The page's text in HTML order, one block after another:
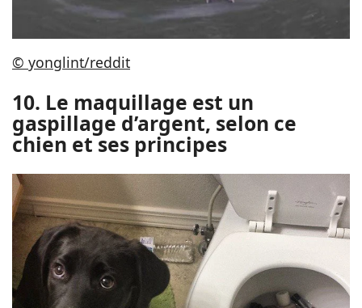
© yonglint/reddit
10. Le maquillage est un
gaspillage d’argent, selon ce
chien et ses principes